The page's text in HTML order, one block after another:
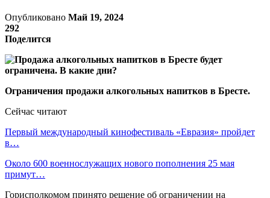
Опубликовано Май 19, 2024
292
Поделится
Ограничения продажи алкогольных напитков в Бресте.
Сейчас читают
Первый международный кинофестиваль «Евразия» пройдет
в…
Около 600 военнослужащих нового пополнения 25 мая
примут…
Горисполкомом принято решение об ограничении на